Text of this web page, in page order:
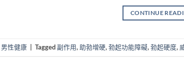
CONTINUE
男性健康 Tagged副作用,助勃增硬,勃起功能障礙,勃起硬度,